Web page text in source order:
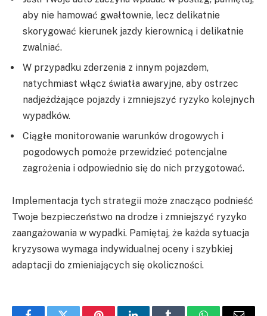
aby nie hamować gwałtownie, lecz delikatnie
skorygować kierunek jazdy kierownicą i delikatnie
zwalniać.
W przypadku zderzenia z innym pojazdem,
natychmiast włącz światła awaryjne, aby ostrzec
nadjeżdżające pojazdy i zmniejszyć ryzyko kolejnych
wypadków.
Ciągłe monitorowanie warunków drogowych i
pogodowych pomoże przewidzieć potencjalne
zagrożenia i odpowiednio się do nich przygotować.
Implementacja tych strategii może znacząco podnieść
Twoje bezpieczeństwo na drodze i zmniejszyć ryzyko
zaangażowania w wypadki. Pamiętaj, że każda sytuacja
kryzysowa wymaga indywidualnej oceny i szybkiej
adaptacji do zmieniających się okoliczności.